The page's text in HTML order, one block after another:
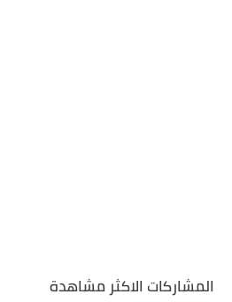
المشاركات الاكثر مشاهدة